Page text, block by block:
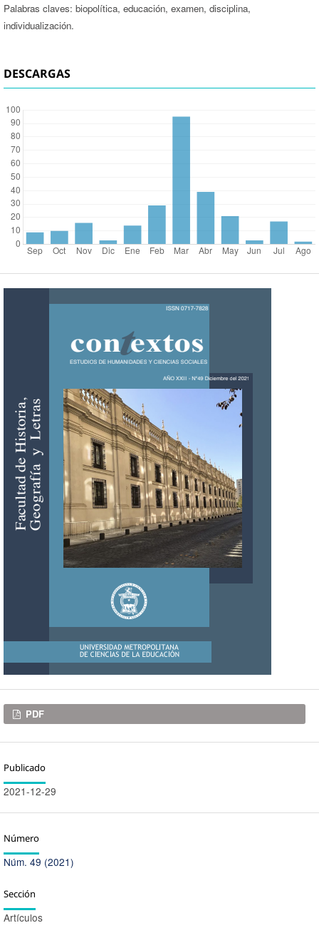
Palabras claves: biopolítica, educación, examen, disciplina,
individualización.
DESCARGAS
Descargas
PDF
Publicado
2021-12-29
Número
Núm. 49 (2021)
Sección
Artículos